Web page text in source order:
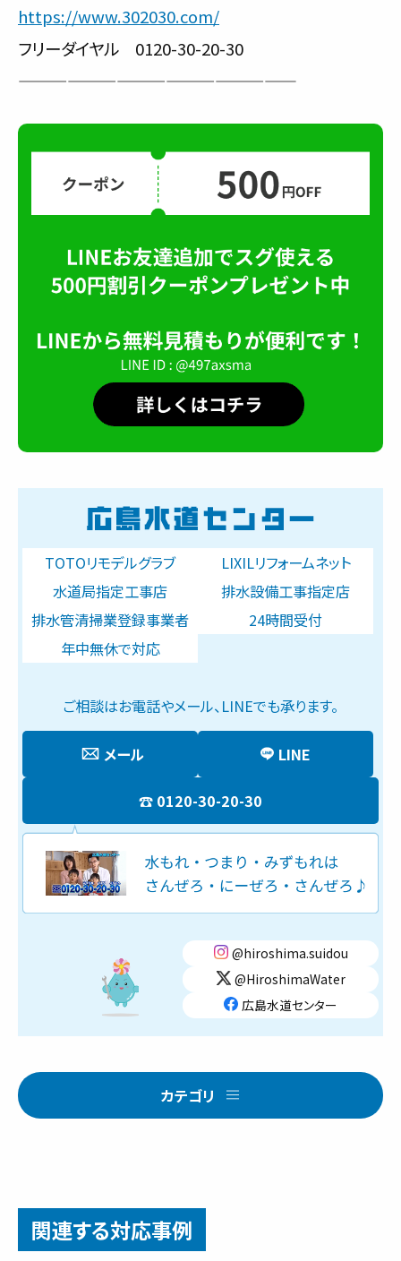
https://www.302030.com/
フリーダイヤル 0120-30-20-30
—————————————————
TOTOリモデルグラブ
LIXILリフォームネット
水道局指定工事店
排水設備工事指定店
排水管清掃業登録事業者
24時間受付
年中無休で対応
ご相談はお電話やメール、LINEでも承ります。
0120-30-20-30
メール LINE
@hiroshima.suidou
@HiroshimaWater
広島水道センター
カテゴリ
関連する対応事例